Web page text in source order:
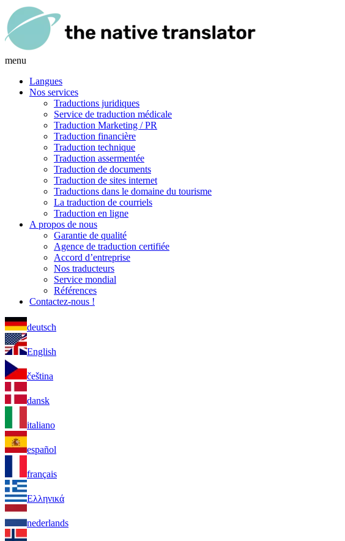
menu
Langues
Nos services
Traductions juridiques
Service de traduction médicale
Traduction Marketing / PR
Traduction financière
Traduction technique
Traduction assermentée
Traduction de documents
Traduction de sites internet
Traductions dans le domaine du tourisme
La traduction de courriels
Traduction en ligne
A propos de nous
Garantie de qualité
Agence de traduction certifiée
Accord d’entreprise
Nos traducteurs
Service mondial
Références
Contactez-nous !
deutsch
English
čeština
dansk
italiano
español
français
Ελληνικά
nederlands